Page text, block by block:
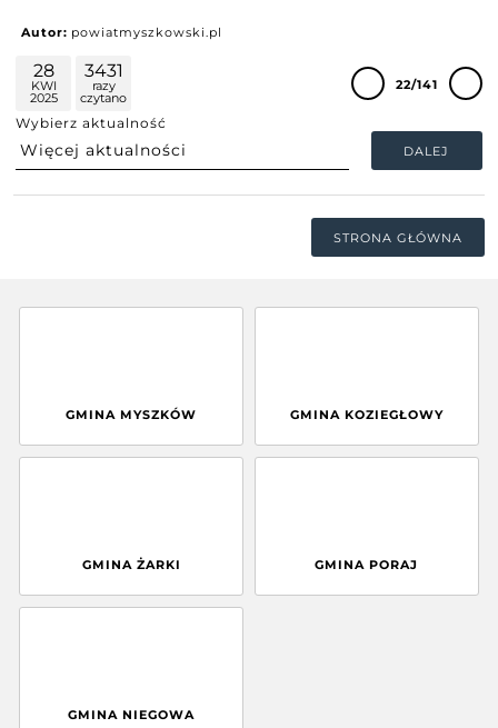
Autor: powiatmyszkowski.pl
28
KWI
2025
3431
razy
czytano
Wybierz aktualność
DALEJ
22/141
STRONA GŁÓWNA
GMINA MYSZKÓW GMINA KOZIEGŁOWY
GMINA ŻARKI GMINA PORAJ
GMINA NIEGOWA